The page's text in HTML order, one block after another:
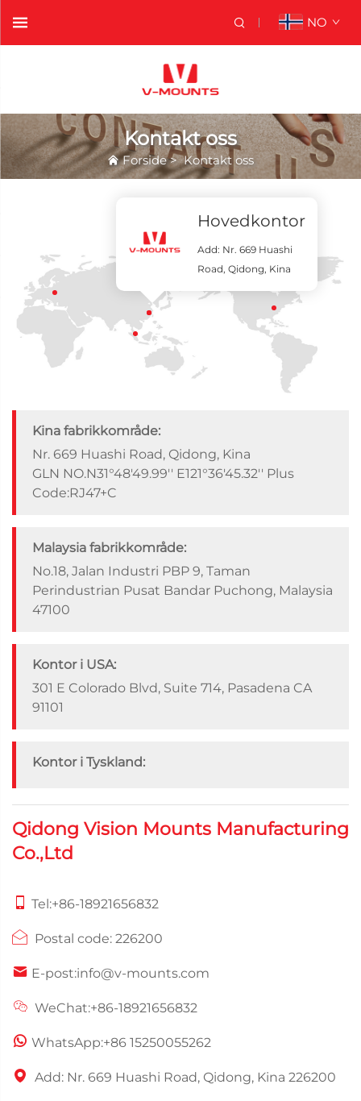
NO
Kontakt oss
Forside>Kontakt oss
Hovedkontor
Add: Nr. 669 Huashi
Road, Qidong, Kina
Kina fabrikkområde:
Nr. 669 Huashi Road, Qidong, Kina
GLN NO.N31°48'49.99'' E121°36'45.32'' Plus
Code:RJ47+C
Malaysia fabrikkområde:
No.18, Jalan Industri PBP 9, Taman
Perindustrian Pusat Bandar Puchong, Malaysia
47100
Kontor i USA:
301 E Colorado Blvd, Suite 714, Pasadena CA
91101
Kontor i Tyskland:
Qidong Vision Mounts Manufacturing
Co.,Ltd
Tel:+86-18921656832
Postal code: 226200
E-post:info@v-mounts.com
WeChat:+86-18921656832
WhatsApp:+86 15250055262
Add: Nr. 669 Huashi Road, Qidong, Kina 226200